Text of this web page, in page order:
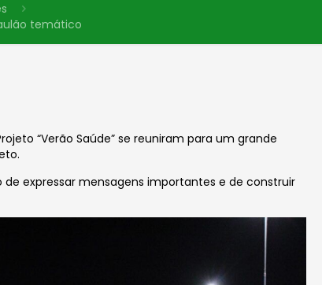
temático
“Verão Saúde” se reuniram para um grande
expressar mensagens importantes e de construir